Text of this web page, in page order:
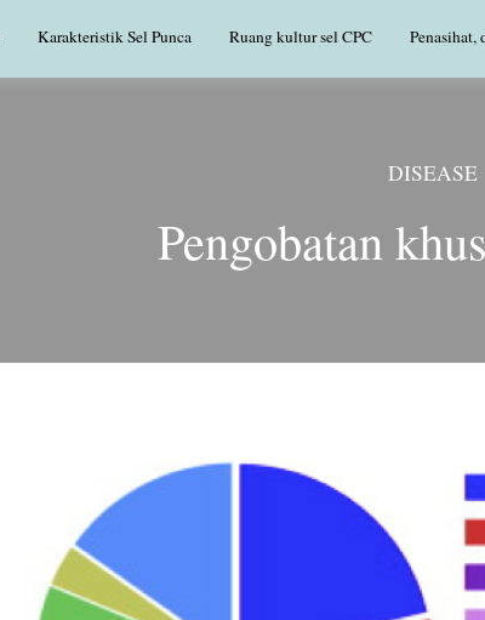
Karakteristik Sel Punca Ruang kultur sel CPC Penasihat,
DISEASE
Pengobatan